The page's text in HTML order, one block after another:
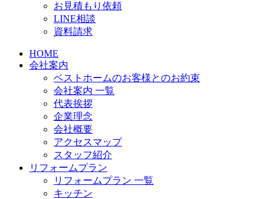
お見積もり依頼
LINE相談
資料請求
HOME
会社案内
ベストホームのお客様とのお約束
会社案内 一覧
代表挨拶
企業理念
会社概要
アクセスマップ
スタッフ紹介
リフォームプラン
リフォームプラン 一覧
キッチン